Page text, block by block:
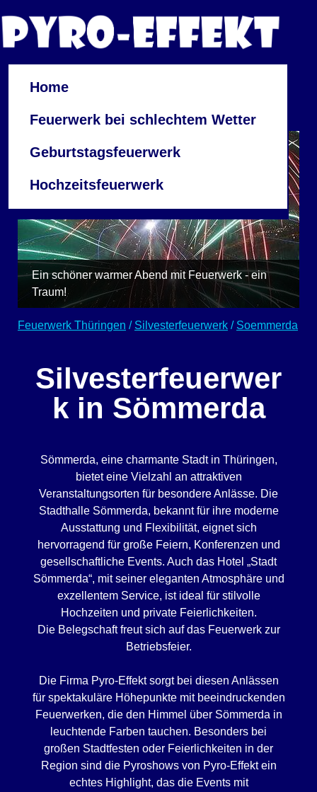
Home
Feuerwerk bei schlechtem Wetter
Geburtstagsfeuerwerk
Hochzeitsfeuerwerk
Ein schöner warmer Abend mit Feuerwerk - ein
Traum!
Feuerwerk Thüringen / Silvesterfeuerwerk / Soemmerda
Silvesterfeuerwer
k in Sömmerda
Sömmerda, eine charmante Stadt in Thüringen,
bietet eine Vielzahl an attraktiven
Veranstaltungsorten für besondere Anlässe. Die
Stadthalle Sömmerda, bekannt für ihre moderne
Ausstattung und Flexibilität, eignet sich
hervorragend für große Feiern, Konferenzen und
gesellschaftliche Events. Auch das Hotel „Stadt
Sömmerda“, mit seiner eleganten Atmosphäre und
exzellentem Service, ist ideal für stilvolle
Hochzeiten und private Feierlichkeiten.
Die Belegschaft freut sich auf das Feuerwerk zur
Betriebsfeier.
Die Firma Pyro-Effekt sorgt bei diesen Anlässen
für spektakuläre Höhepunkte mit beeindruckenden
Feuerwerken, die den Himmel über Sömmerda in
leuchtende Farben tauchen. Besonders bei
großen Stadtfesten oder Feierlichkeiten in der
Region sind die Pyroshows von Pyro-Effekt ein
echtes Highlight, das die Events mit